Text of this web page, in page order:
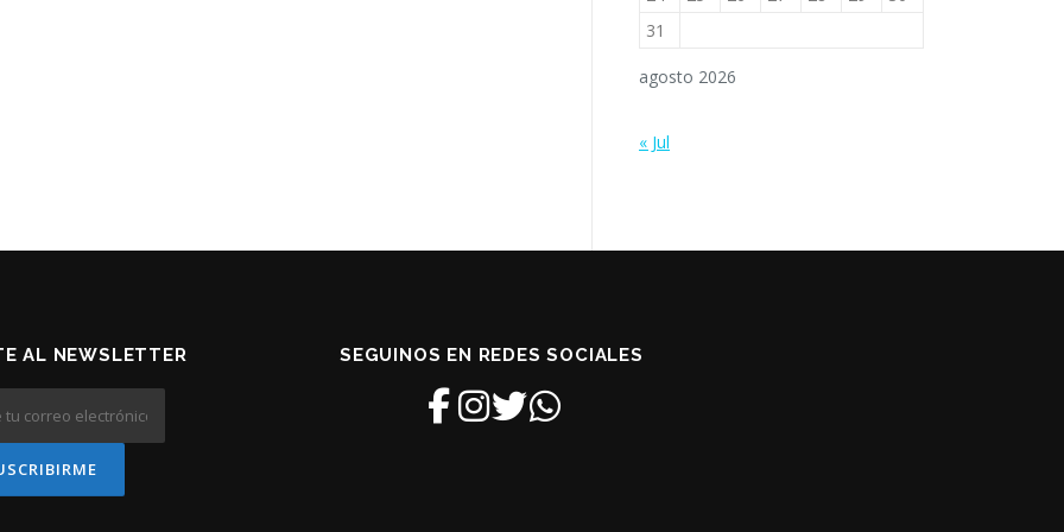
agosto 2026
31
« Jul
AL NEWSLETTER SEGUINOS EN REDES SOCIALES